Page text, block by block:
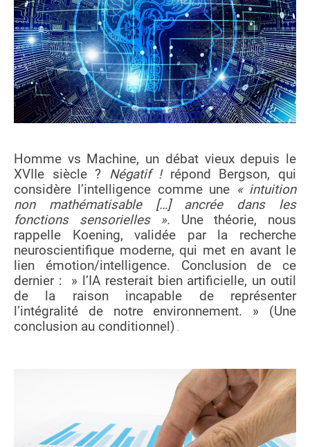
Homme vs Machine, un débat vieux depuis le
XVIIe siècle ? Négatif !répond Bergson, qui
considère l’intelligence comme une « intuition
non mathématisable […] ancrée dans les
fonctions sensorielles ». Une théorie, nous
rappelle Koening, validée par la recherche
neuroscientifique moderne, qui met en avant le
lien émotion/intelligence. Conclusion de ce
dernier : » l’IA resterait bien artificielle, un outil
de la raison incapable de représenter
l’intégralité de notre environnement. » (Une
conclusion au conditionnel) .